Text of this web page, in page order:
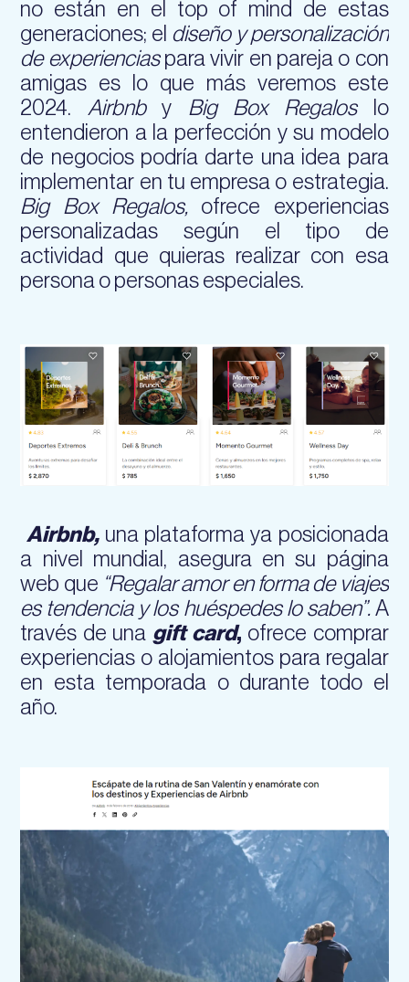
no están en el top of mind de estas
generaciones; el diseño y personalización
de experienciaspara vivir en pareja o con
amigas es lo que más veremos este
2024. Airbnby Big Box Regaloslo
entendieron a la perfección y su modelo
de negocios podría darte una idea para
implementar en tu empresa o estrategia.
Big Box Regalos, ofrece experiencias
personalizadas según el tipo de
actividad que quieras realizar con esa
persona o personas especiales.
Airbnb, una plataforma ya posicionada
a nivel mundial, asegura en su página
web que “Regalar amor en forma de viajes
es tendencia y los huéspedes lo saben”. A
través de una gift card, ofrece comprar
experiencias o alojamientos para regalar
en esta temporada o durante todo el
año.